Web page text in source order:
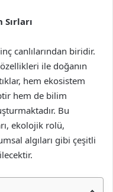
Sırları
canlılarından biridir.
ile doğanın
hem ekosistem
hem de bilim
Bu
ekolojik rolü,
algıları gibi çeşitli